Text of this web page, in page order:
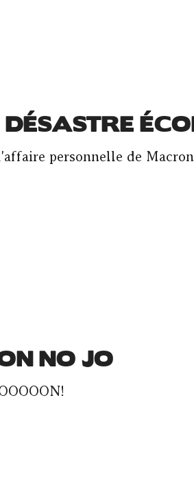
personnelle de
NO JO